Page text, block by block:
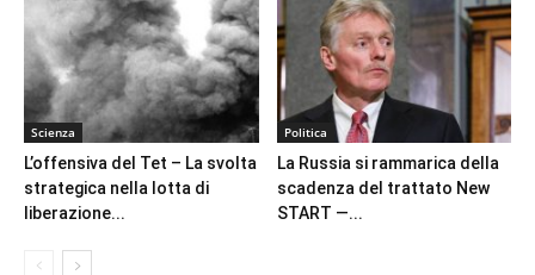
Scienza
L’offensiva del Tet – La svolta
strategica nella lotta di
liberazione...
Politica
La Russia si rammarica della
scadenza del trattato New
START —...